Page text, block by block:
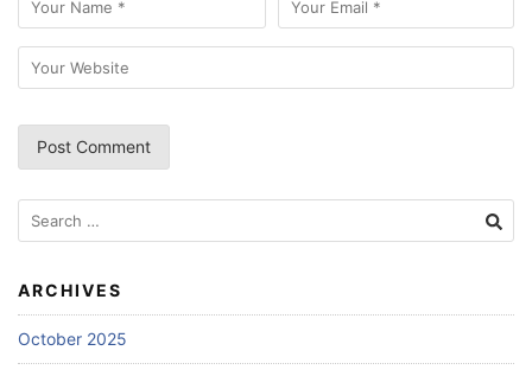
Search
for:
ARCHIVES
October 2025